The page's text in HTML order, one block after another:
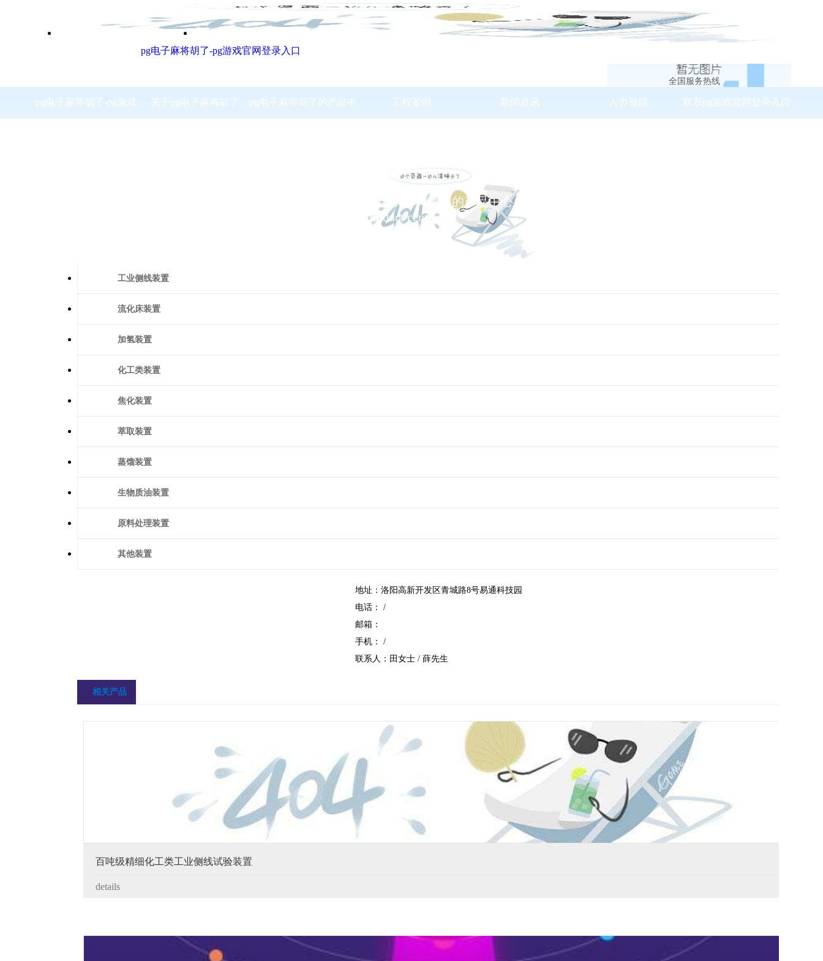
pg电子麻将胡了-pg游戏官网登录入口
全国服务热线
pg电子麻将胡了-pg游戏 关于pg电子麻将胡了 pg电子麻将胡了的产品中 工程案例 新闻资讯 人力资源 联系pg游戏官网登录入口
product
pg电子麻将胡了的产品中心
product center
工业侧线装置
流化床装置
加氢装置
化工类装置
焦化装置
萃取装置
蒸馏装置
生物质油装置
原料处理装置
其他装置
地址：洛阳高新开发区青城路8号易通科技园
电话： /
邮箱：
手机： /
联系人：田女士 / 薛先生
相关产品
百吨级精细化工类工业侧线试验装置
details